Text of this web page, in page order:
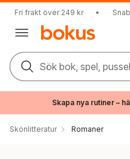
Fri frakt över 249 kr •
Sök bok, spel,
Skapa nya rutiner –
Skönlitteratur Romaner